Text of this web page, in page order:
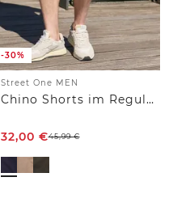
-30%
Street One MEN
Chino Shorts im Regular Fit
32,00 €45,99€